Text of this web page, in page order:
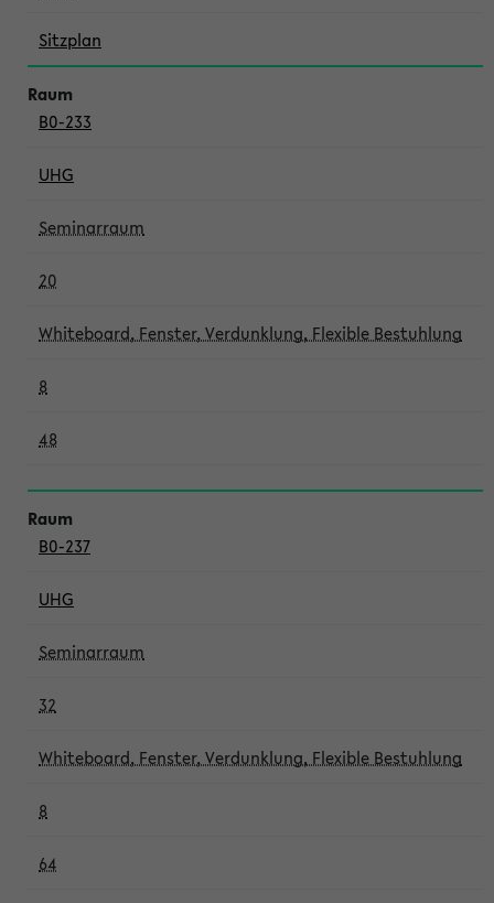
Sitzplan
B0-233
UHG
Seminarraum
20
Whiteboard, Fenster, Verdunklung, Flexible Bestuhlung
8
48
B0-237
UHG
Seminarraum
32
Whiteboard, Fenster, Verdunklung, Flexible Bestuhlung
8
64